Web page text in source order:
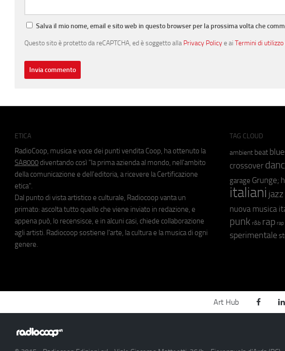
Salva il mio nome, email e sito web in questo browser per la prossima volta che
Questo sito è protetto da reCAPTCHA, ed è soggetto alla Privacy Policye ai Termini di utilizzo
ETICA
RadioCoop, musica e voce dei punti vendita Coop, ha ottenuto la
SA8000 diventando così "la prima azienda al mondo, nell'ambito
della comunicazione e dell'editoria, a ricevere la Certificazione
etica".
Dal punto di vista artistico e culturale, Radiocoop vanta un
primato: ascolta tutto quello che viene inviato in redazione, e
appena può, lo recensisce, e in alcuni casi, chiede collaborazione
agli artisti. Radiocoop sostiene l'arte, la cultura e la musica di ogni
genere.
TAG CLOUD
ambient beat
crossover
garage Grunge;
italiani jazz
nuova musica
punk r&b rap rap
sperimentale
Art Hub